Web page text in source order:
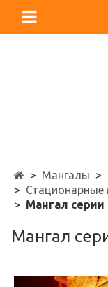
Мангалы
Стационарные
Мангал
Мангал